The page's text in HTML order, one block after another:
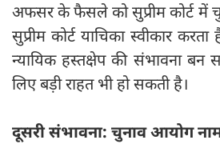
अफसर के फैसले को सुप्रीम कोर्ट में
सुप्रीम कोर्ट याचिका स्वीकार करता
न्यायिक हस्तक्षेप की संभावना बन
लिए बड़ी राहत भी हो सकती है।
दूसरी संभावना: चुनाव आयोग